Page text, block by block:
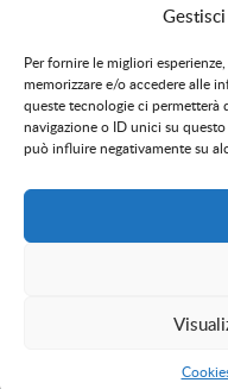
Per fornire le migliori
memorizzare e/o accedere alle
queste tecnologie ci
navigazione o ID unici su
può influire negativamente su
Customers and Partners
Twitter feed
Follow @OssPavia